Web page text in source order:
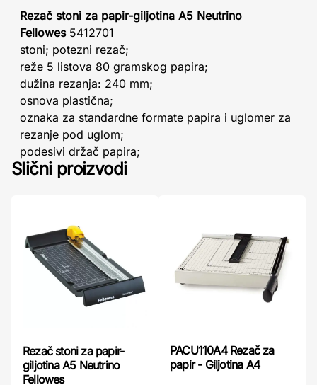
Rezač stoni za papir-giljotina A5 Neutrino
Fellowes 5412701
stoni; potezni rezač;
reže 5 listova 80 gramskog papira;
dužina rezanja: 240 mm;
osnova plastična;
oznaka za standardne formate papira i uglomer za
rezanje pod uglom;
podesivi držač papira;
Slični proizvodi
Rezač stoni za papir-
giljotina A5 Neutrino
Fellowes
PACU110A4 Rezač za
papir - Giljotina A4